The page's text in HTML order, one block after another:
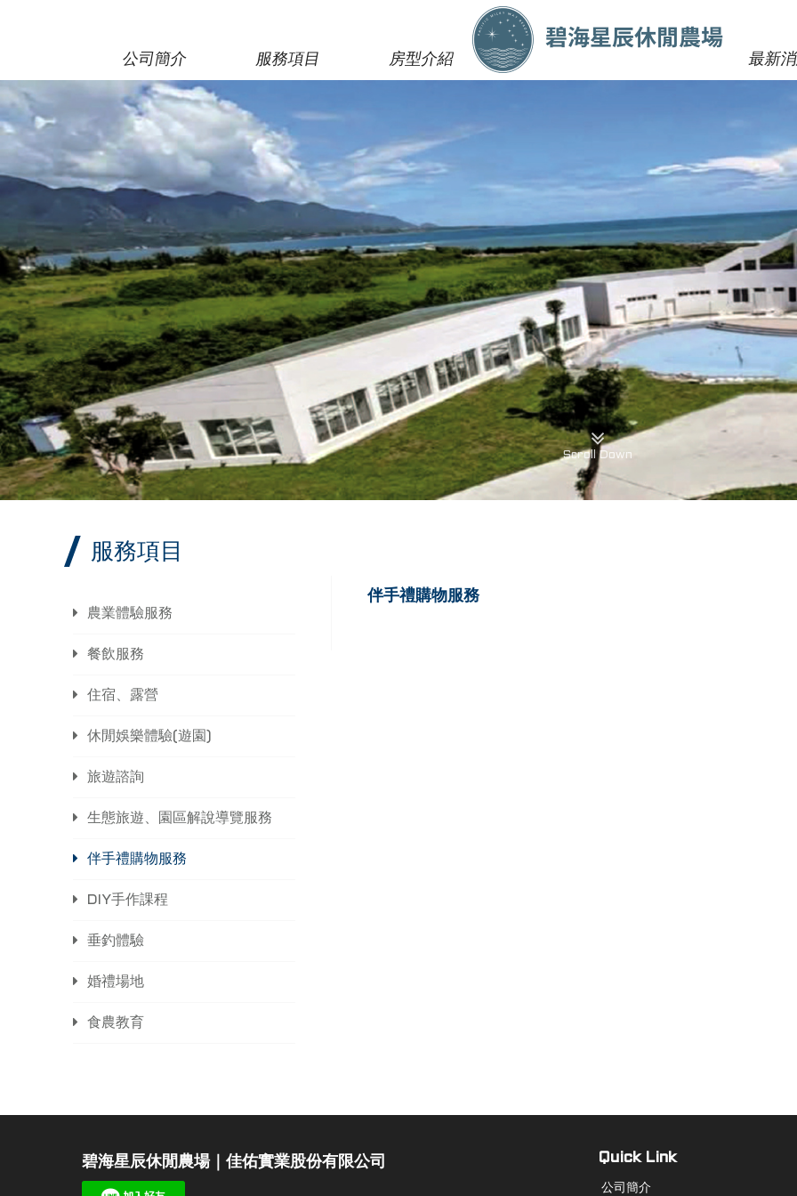
公司簡介 服務項目 房型介紹 最新
Scroll Down
服務項目
農業體驗服務
餐飲服務
住宿、露營
休閒娛樂體驗(遊園)
旅遊諮詢
生態旅遊、園區解說導覽服務
伴手禮購物服務
DIY手作課程
垂釣體驗
婚禮場地
食農教育
伴手禮購物服務
碧海星辰休閒農場｜佳佑實業股份有限公司 Quick Link
公司簡介